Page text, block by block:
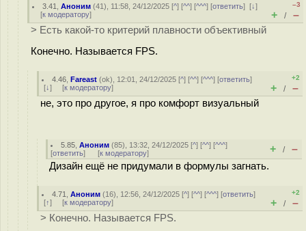
3.41 ,Аноним (41), 11:58, 24/12/2025 [^] [^^] [^^^] [ответить][↓]
[к модератору]
–3
+ / –
> Есть какой-то критерий плавности объективный
Конечно. Называется FPS.
4.46 ,Fareast (ok), 12:01, 24/12/2025 [^] [^^] [^^^] [ответить]
[↓] [к модератору]
+2
+ / –
не, это про другое, я про комфорт визуальный
5.85 ,Аноним (85), 13:32, 24/12/2025 [^] [^^] [^^^]
[ответить] [к модератору] + / –
Дизайн ещё не придумали в формулы загнать.
4.71 ,Аноним (16), 12:56, 24/12/2025 [^] [^^] [^^^] [ответить]
[↑] [к модератору]
+2
+ / –
> Конечно. Называется FPS.